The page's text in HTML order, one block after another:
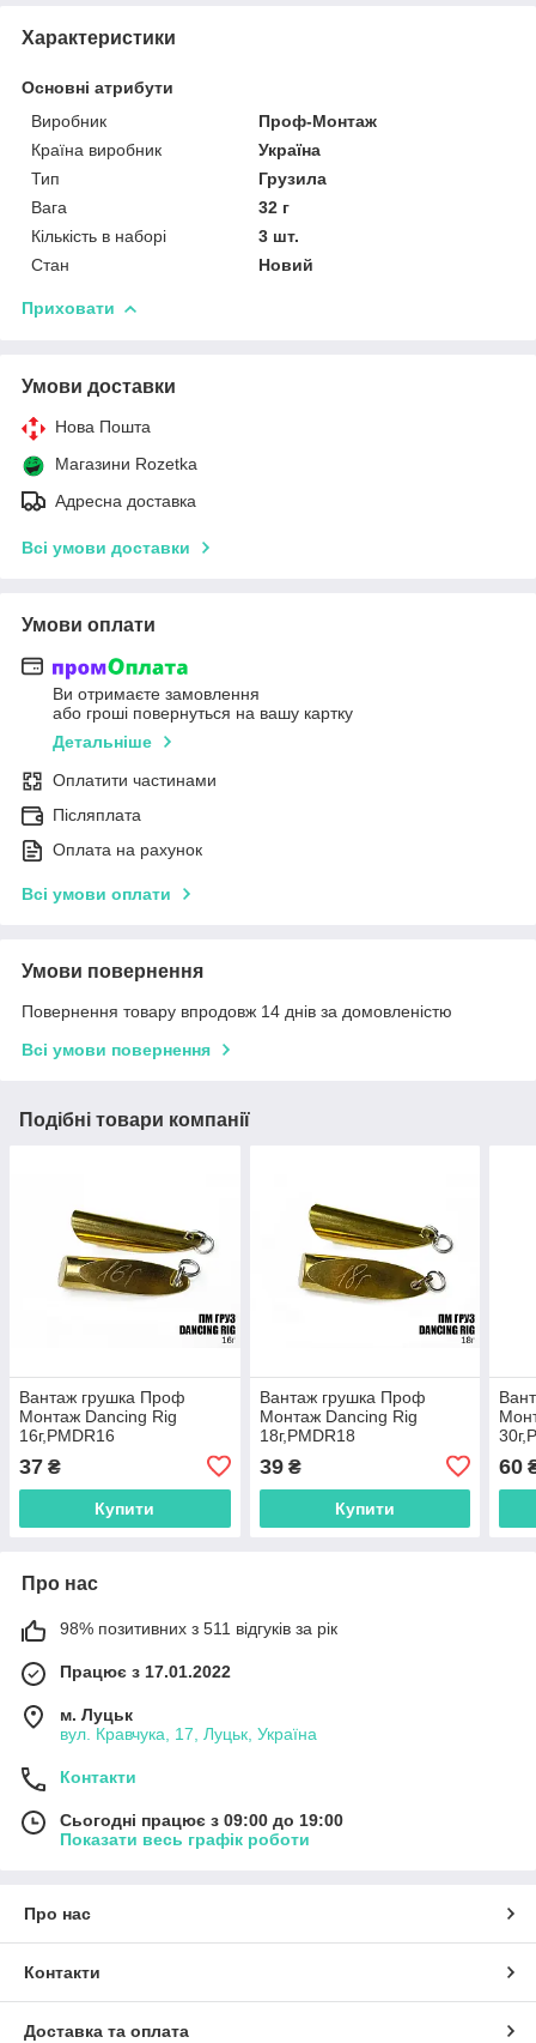
Характеристики
Основні атрибути
Виробник
Проф-Монтаж
Країна виробник
Україна
Тип
Грузила
Вага
32 г
Кількість в наборі
3 шт.
Стан
Новий
Приховати
Умови доставки
Нова Пошта
Магазини Rozetka
Адресна доставка
Всі умови доставки
Умови оплати
Ви отримаєте замовлення
або гроші повернуться на вашу картку
Детальніше
Оплатити частинами
Післяплата
Оплата на рахунок
Всі умови оплати
Умови повернення
Повернення товару впродовж 14 днів за домовленістю
Всі умови повернення
Подібні товари компанії
Вантаж грушка Проф
Монтаж Dancing Rig
16г,PMDR16
37 ₴
Купити
Вантаж грушка Проф
Монтаж Dancing Rig
18г,PMDR18
39₴
Купити
60
Про нас
98% позитивних з 511 відгуків за рік
Працює з 17.01.2022
м. Луцьк
вул. Кравчука, 17, Луцьк, Україна
Контакти
Сьогодні працює з 09:00 до 19:00
Показати весь графік роботи
Про нас
Контакти
Доставка та оплата